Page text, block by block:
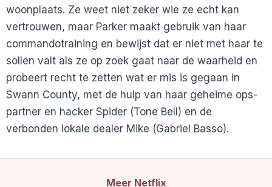
woonplaats. Ze weet niet zeker wie ze echt kan
vertrouwen, maar Parker maakt gebruik van haar
commandotraining en bewijst dat er niet met haar te
sollen valt als ze op zoek gaat naar de waarheid en
probeert recht te zetten wat er mis is gegaan in
Swann County, met de hulp van haar geheime ops-
partner en hacker Spider (Tone Bell) en de
verbonden lokale dealer Mike (Gabriel Basso).
Meer Netflix